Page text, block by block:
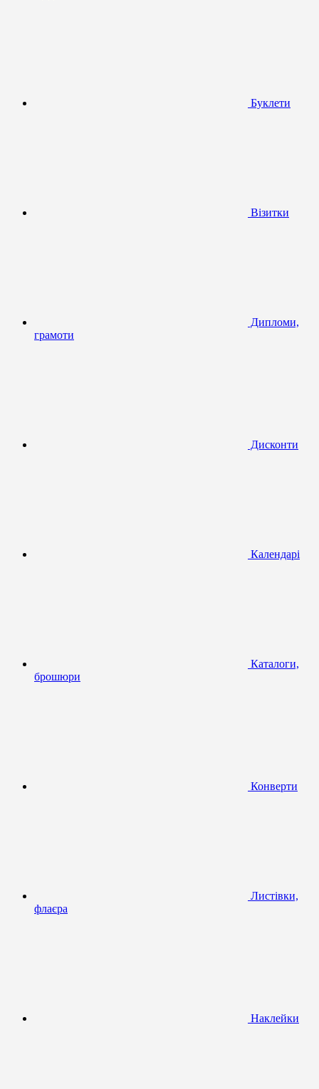
Буклети
Візитки
Дипломи,
грамоти
Дисконти
Календарі
Каталоги,
брошюри
Конверти
Листівки,
флаєра
Наклейки